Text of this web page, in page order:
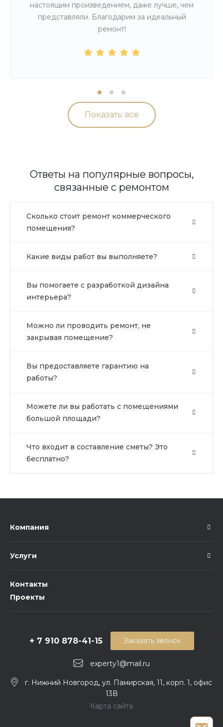
настоящим произведением, даже лучше, чем
представляли. Благодарим за идеальный
ремонт!
Показать все
Ответы на популярные вопросы,
связанные с ремонтом
Сколько стоит ремонт коммерческого
помещения?
Какие виды работ вы выполняете?
Вы помогаете с разработкой дизайна
интерьера?
Можно ли проводить ремонт, не
закрывая помещение?
Вы предоставляете гарантию на
работы?
Можете ли вы работать с помещениями
большой площади?
Что входит в составление сметы? Это
бесплатно?
Компания
Услуги
Контакты
Проекты
+ 7 910 878-41-15
experty1@mail.ru
Заказать звонок
г. Нижний Новгород, ул. Памирская, 11, корп. 1, офис
13В
Карта сайта